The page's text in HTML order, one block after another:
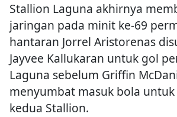
Stallion Laguna akhirnya
jaringan pada minit ke-69
hantaran Jorrel Aristorenas
Jayvee Kallukaran untuk gol
Laguna sebelum Griffin
menyumbat masuk bola
kedua Stallion.